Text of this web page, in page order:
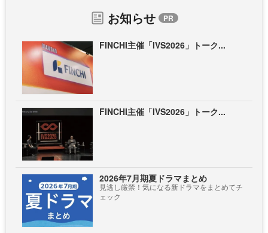
お知らせ
FINCHI主催「IVS2026」トーク...
FINCHI主催「IVS2026」トーク...
2026年7月期夏ドラマまとめ
見逃し厳禁！気になる新ドラマをまとめてチ
ェック